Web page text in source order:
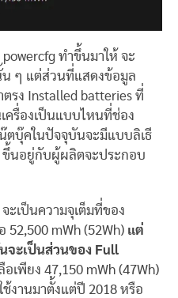
ทำขึ้นมาให้ จะ
น ๆ แต่ส่วนที่แสดงข้อมูล
รง Installed batteries ที่
ครื่องเป็นแบบไหนที่ช่อง
ตบุ๊คในปัจจุบันจะมีแบบลิเธี
ขึ้นอยู่กับผู้ผลิตจะประกอบ
ะเป็นความจุเต็มที่ของ
52,500 mWh (52Wh) แต่
จะเป็นส่วนของ Full
เพียง 47,150 mWh (47Wh)
ช้งานมาตั้งแต่ปี 2018 หรือ